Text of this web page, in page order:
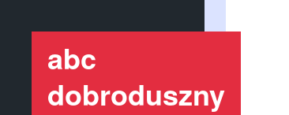
abc
dobroduszny